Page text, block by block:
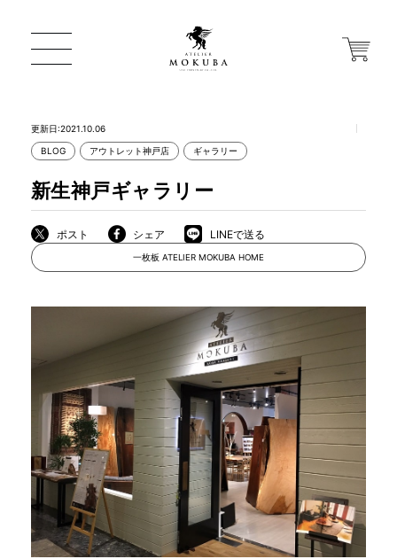
店舗から探す
MOKUBA について
商品情報
直営店
イベント
更新日:2021.10.06
BLOG アウトレット神戸店 ギャラリー
新生神戸ギャラリー
ポスト シェア LINEで送る
一枚板 ATELIER MOKUBA HOME